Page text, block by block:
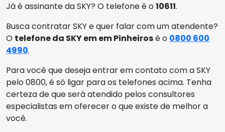
Já é assinante da SKY? O telefone é o10611.
Busca contratar SKY e quer falar com um atendente?
O telefone da SKY em em Pinheirosé o 0800 600
4990.
Para você que deseja entrar em contato com a SKY
pelo 0800, é só ligar para os telefones acima. Tenha
certeza de que será atendido pelos consultores
especialistas em oferecer o que existe de melhor a
você.